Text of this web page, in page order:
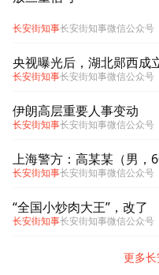
长安街知事长安街知事微信公众号
央视曝光后，湖北郧西成
长安街知事长安街知事微信公众号
伊朗高层重要人事变动
长安街知事长安街知事微信公众号
上海警方：高某某（男，
长安街知事长安街知事微信公众号
“全国小炒肉大王”，改了
长安街知事长安街知事微信公众号
更多